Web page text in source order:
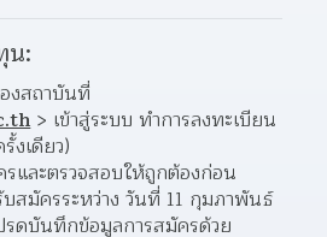
น:
> เข้าสู่ระบบ ทำการลงทะเบียน
งเดียว)
และตรวจสอบให้ถูกต้องก่อน
สมัครระหว่าง วันที่ 11 กุมภาพันธ์
ดบันทึกข้อมูลการสมัครด้วย